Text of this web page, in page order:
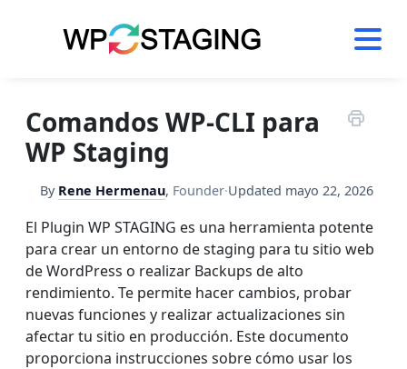
Comandos WP-CLI para
WP Staging
By Rene Hermenau, Founder·Updated mayo 22, 2026
El Plugin WP STAGING es una herramienta potente
para crear un entorno de staging para tu sitio web
de WordPress o realizar Backups de alto
rendimiento. Te permite hacer cambios, probar
nuevas funciones y realizar actualizaciones sin
afectar tu sitio en producción. Este documento
proporciona instrucciones sobre cómo usar los